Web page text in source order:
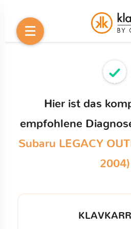
Hier ist das
empfohlene
Subaru LEGACY
2004)